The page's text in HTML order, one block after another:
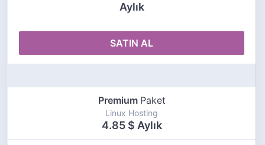
Aylık
SATIN AL
Premium Paket
Linux Hosting
4.85 $ Aylık